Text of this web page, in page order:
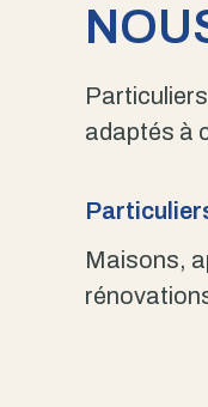
adaptés à
Maisons,